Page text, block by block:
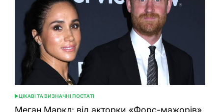
ОПУБЛІКУВАТИ
У
ЦІКАВІ ТА ВИЗНАЧНІ ПОСТАТІ